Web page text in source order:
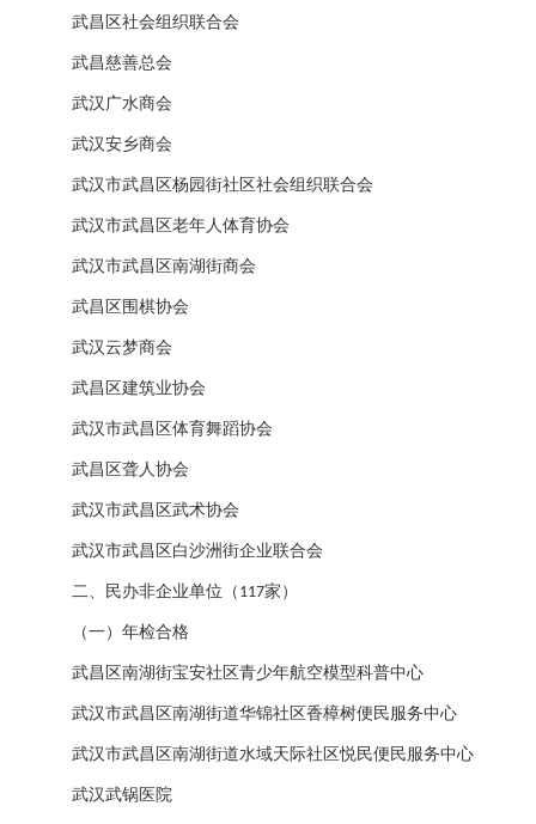
武昌区社会组织联合会
武昌慈善总会
武汉广水商会
武汉安乡商会
武汉市武昌区杨园街社区社会组织联合会
武汉市武昌区老年人体育协会
武汉市武昌区南湖街商会
武昌区围棋协会
武汉云梦商会
武昌区建筑业协会
武汉市武昌区体育舞蹈协会
武昌区聋人协会
武汉市武昌区武术协会
武汉市武昌区白沙洲街企业联合会
二、民办非企业单位（ 117家）
（一）年检合格
武昌区南湖街宝安社区青少年航空模型科普中心
武汉市武昌区南湖街道华锦社区香樟树便民服务中心
武汉市武昌区南湖街道水域天际社区悦民便民服务中心
武汉武锅医院